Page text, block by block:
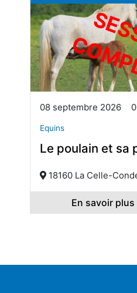
N
08 septembre 2026
Equins
Le poulain et sa
18160 La Celle-
En savoir